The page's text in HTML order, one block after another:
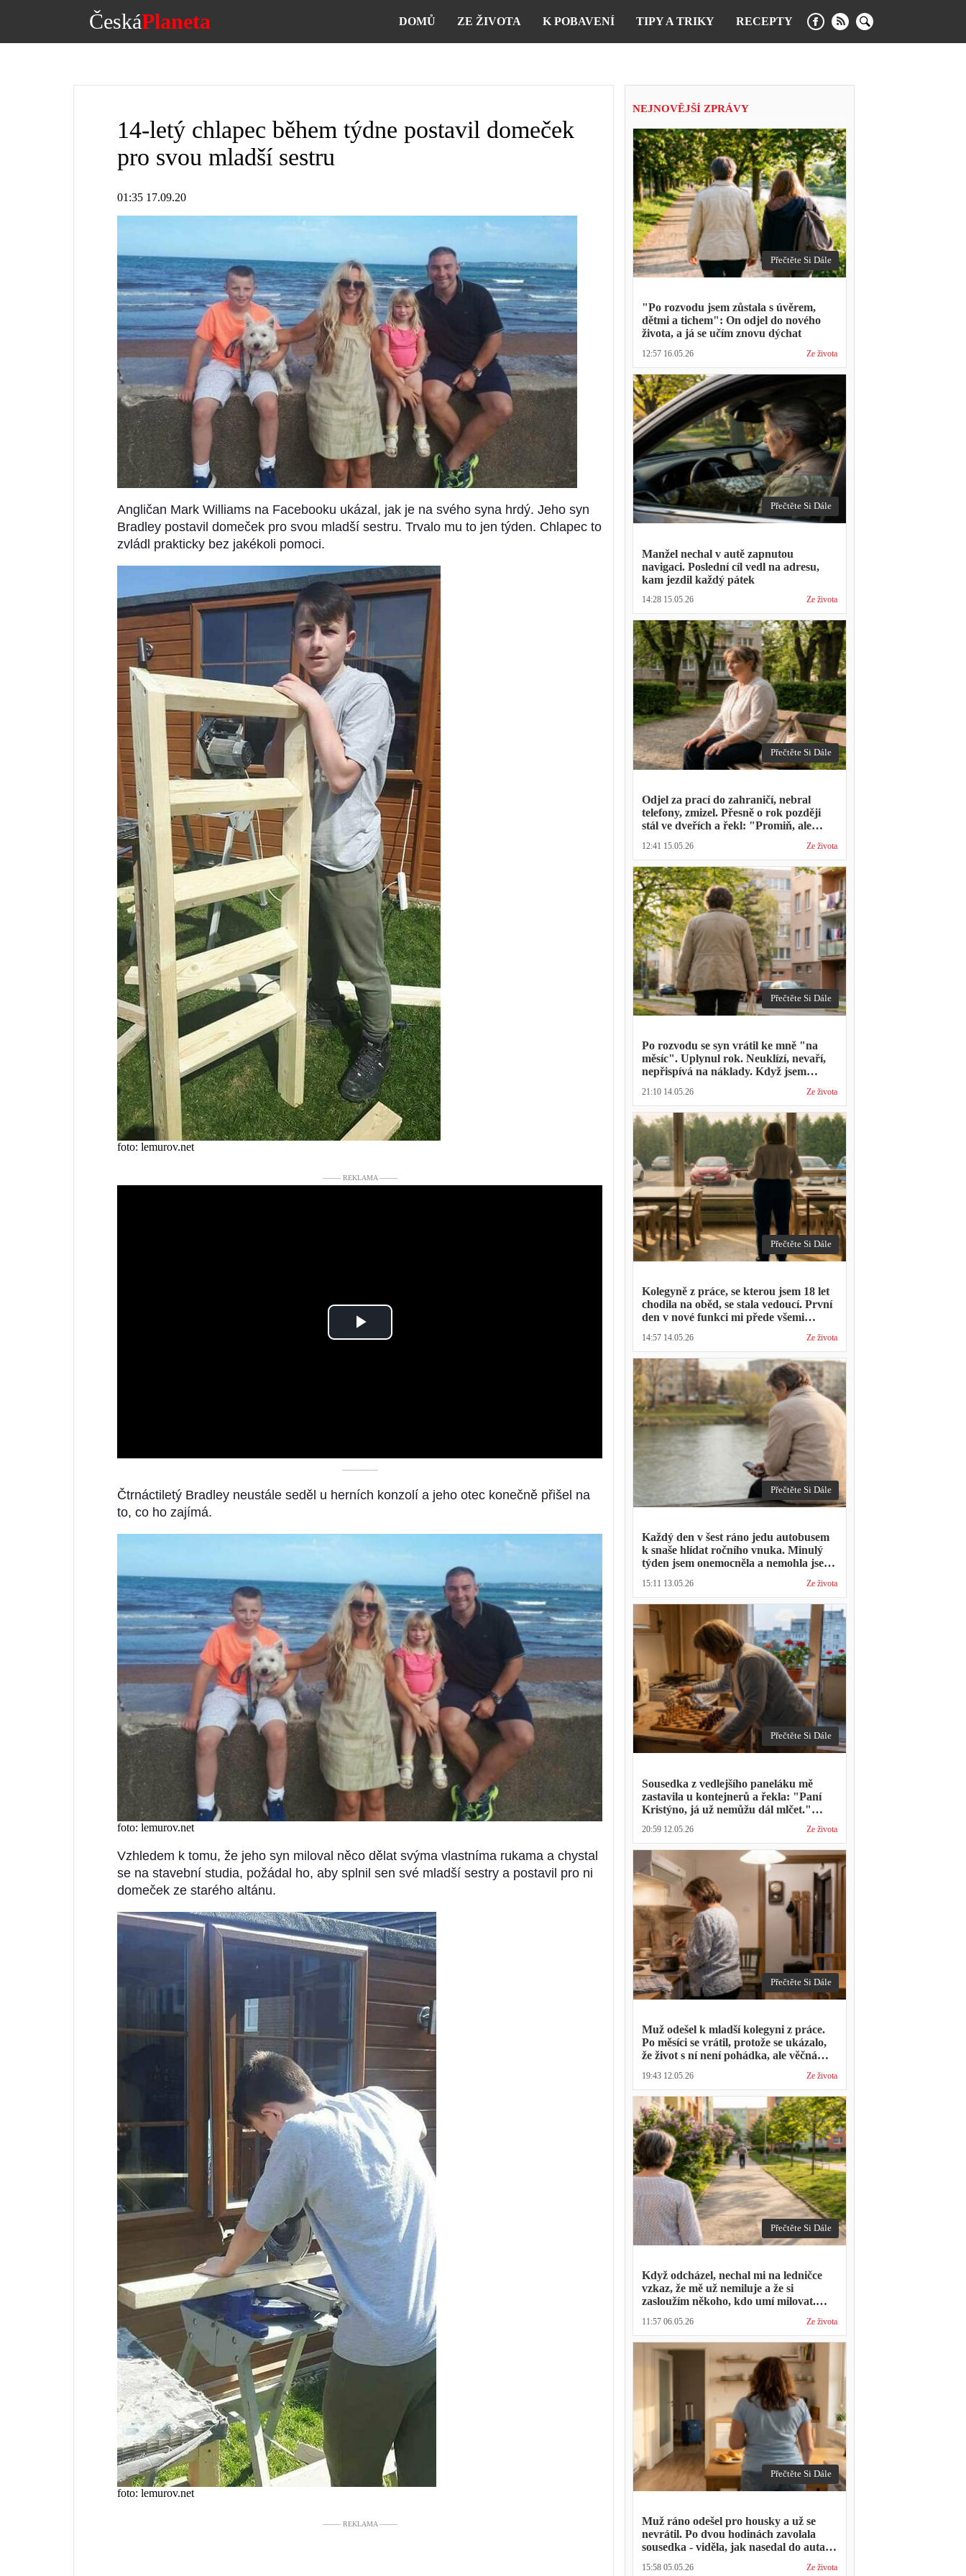
ČeskáPlaneta DOMŮ ZE ŽIVOTA K POBAVENÍ TIPY A TRIKY RECEPTY
14-letý chlapec během týdne postavil domeček
pro svou mladší sestru
01:35 17.09.20
Angličan Mark Williams na Facebooku ukázal, jak je na svého syna hrdý. Jeho syn
Bradley postavil domeček pro svou mladší sestru. Trvalo mu to jen týden. Chlapec to
zvládl prakticky bez jakékoli pomoci.
foto: lemurov.net
––––– REKLAMA –––––
Play
––––––––––
Čtrnáctiletý Bradley neustále seděl u herních konzolí a jeho otec konečně přišel na
to, co ho zajímá.
foto: lemurov.net
Vzhledem k tomu, že jeho syn miloval něco dělat svýma vlastníma rukama a chystal
se na stavební studia, požádal ho, aby splnil sen své mladší sestry a postavil pro ni
domeček ze starého altánu.
foto: lemurov.net
––––– REKLAMA –––––
NEJNOVĚJŠÍ ZPRÁVY
Přečtěte Si Dále
"Po rozvodu jsem zůstala s úvěrem,
dětmi a tichem": On odjel do nového
života, a já se učím znovu dýchat
12:57 16.05.26 Ze života
Přečtěte Si Dále
Manžel nechal v autě zapnutou
navigaci. Poslední cíl vedl na adresu,
kam jezdil každý pátek
14:28 15.05.26 Ze života
Přečtěte Si Dále
Odjel za prací do zahraničí, nebral
telefony, zmizel. Přesně o rok později
stál ve dveřích a řekl: "Promiň, ale
12:41 15.05.26 Ze života
Přečtěte Si Dále
Po rozvodu se syn vrátil ke mně "na
měsíc". Uplynul rok. Neuklízí, nevaří,
nepřispívá na náklady. Když jsem
přece nevyhodíš vlastní dítě."
21:10 14.05.26 Ze života
Přečtěte Si Dále
Kolegyně z práce, se kterou jsem 18 let
chodila na oběd, se stala vedoucí. První
den v nové funkci mi přede všemi
Přestávka trvala stejně jako vždycky
14:57 14.05.26 Ze života
Přečtěte Si Dále
Každý den v šest ráno jedu autobusem
k snaše hlídat ročního vnuka. Minulý
týden jsem onemocněla a nemohla jsem
den volna. Víš, kolik nás to stálo?"
15:11 13.05.26 Ze života
Přečtěte Si Dále
Sousedka z vedlejšího paneláku mě
zastavila u kontejnerů a řekla: "Paní
Kristýno, já už nemůžu dál mlčet."
manžela ve čtvrtky na lavičce před
lékárnou s tou samou ženou
20:59 12.05.26 Ze života
Přečtěte Si Dále
Muž odešel k mladší kolegyni z práce.
Po měsíci se vrátil, protože se ukázalo,
že život s ní není pohádka, ale věčná
19:43 12.05.26 Ze života
Přečtěte Si Dále
Když odcházel, nechal mi na ledničce
vzkaz, že mě už nemiluje a že si
zasloužím někoho, kdo umí milovat.
mohl přijít na nedělní oběd, protože ta
druhá ho vyhodila a nemá kde strávit
svátky
11:57 06.05.26 Ze života
Přečtěte Si Dále
Muž ráno odešel pro housky a už se
nevrátil. Po dvou hodinách zavolala
sousedka - viděla, jak nasedal do auta s
týden pomáhala balit na služební cestu
15:58 05.05.26 Ze života